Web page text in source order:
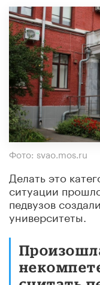
Фото: svao.mos.ru
Делать это
ситуации
педвузов
университеты.